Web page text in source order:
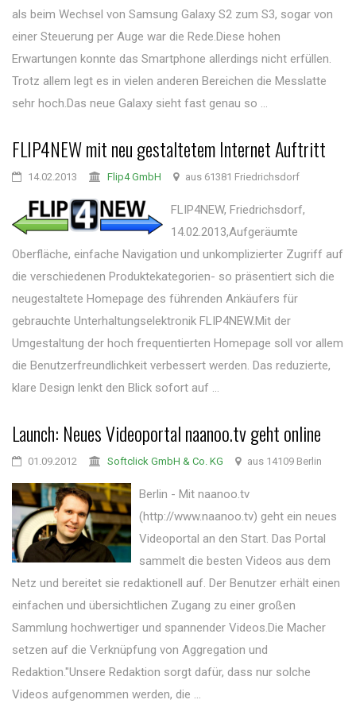
als beim Wechsel von Samsung Galaxy S2 zum S3, sogar von
einer Steuerung per Auge war die Rede.Diese hohen
Erwartungen konnte das Smartphone allerdings nicht erfüllen.
Trotz allem legt es in vielen anderen Bereichen die Messlatte
sehr hoch.Das neue Galaxy sieht fast genau so ...
FLIP4NEW mit neu gestaltetem Internet Auftritt
14.02.2013 Flip4 GmbH aus 61381 Friedrichsdorf
FLIP4NEW, Friedrichsdorf,
14.02.2013,Aufgeräumte
Oberfläche, einfache Navigation und unkomplizierter Zugriff auf
die verschiedenen Produktekategorien- so präsentiert sich die
neugestaltete Homepage des führenden Ankäufers für
gebrauchte Unterhaltungselektronik FLIP4NEW.Mit der
Umgestaltung der hoch frequentierten Homepage soll vor allem
die Benutzerfreundlichkeit verbessert werden. Das reduzierte,
klare Design lenkt den Blick sofort auf ...
Launch: Neues Videoportal naanoo.tv geht online
01.09.2012 Softclick GmbH & Co. KG aus 14109 Berlin
Berlin - Mit naanoo.tv
(http://www.naanoo.tv) geht ein neues
Videoportal an den Start. Das Portal
sammelt die besten Videos aus dem
Netz und bereitet sie redaktionell auf. Der Benutzer erhält einen
einfachen und übersichtlichen Zugang zu einer großen
Sammlung hochwertiger und spannender Videos.Die Macher
setzen auf die Verknüpfung von Aggregation und
Redaktion."Unsere Redaktion sorgt dafür, dass nur solche
Videos aufgenommen werden, die ...